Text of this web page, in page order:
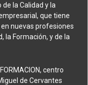
la Calidad y la
que tiene
nuevas profesiones
la Formación, y de la
centro
de Cervantes